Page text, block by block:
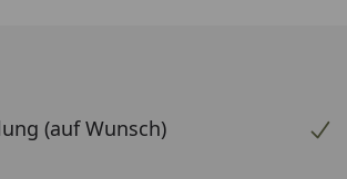
(auf Wunsch)